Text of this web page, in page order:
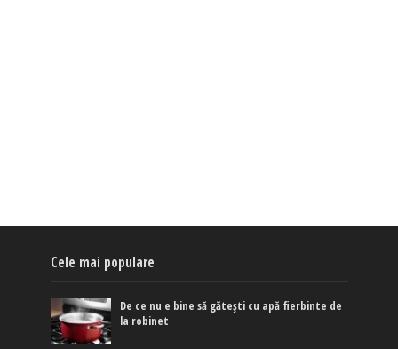
Cele mai populare
De ce nu e bine să gătești cu apă fierbinte de
la robinet